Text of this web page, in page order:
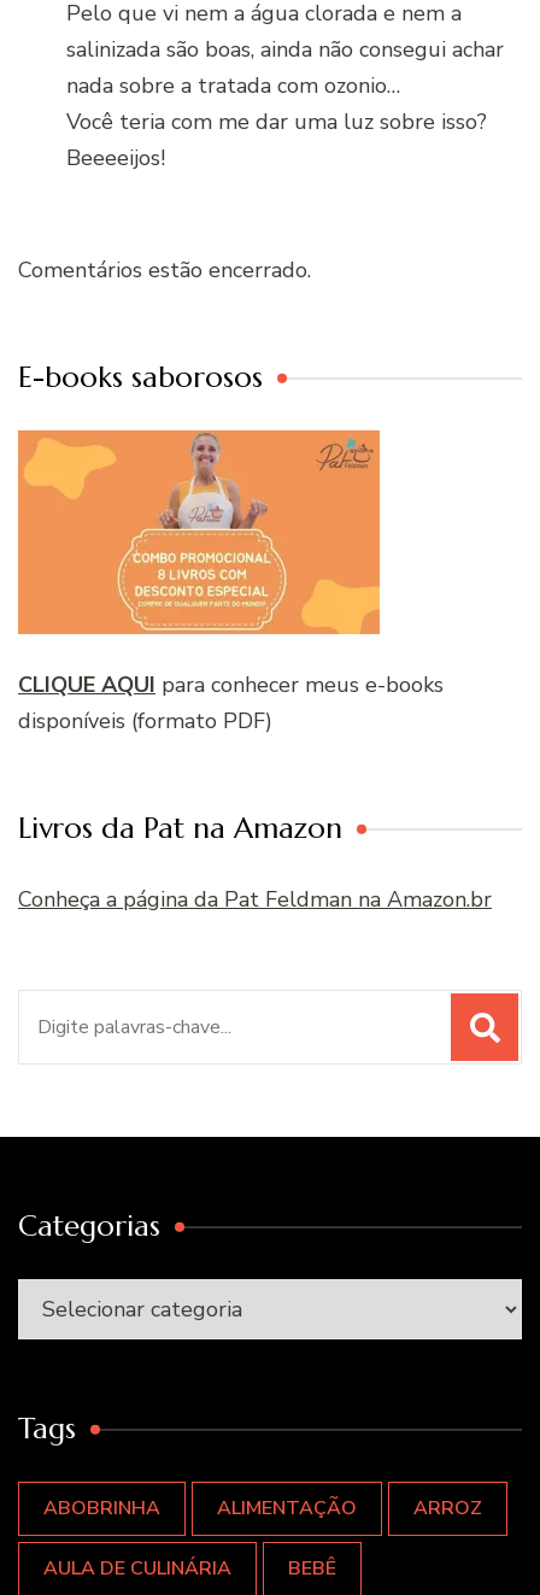
Pelo que vi nem a água clorada e nem a
salinizada são boas, ainda não consegui achar
nada sobre a tratada com ozonio…
Você teria com me dar uma luz sobre isso?
Beeeeijos!
Comentários estão encerrado.
E-books saborosos
CLIQUE AQUI para conhecer meus e-books
disponíveis (formato PDF)
Livros da Pat na Amazon
Conheça a página da Pat Feldman na Amazon.br
Categorias
Categorias
Tags
ABOBRINHA ALIMENTAÇÃO ARROZ
AULA DE CULINÁRIA BEBÊ